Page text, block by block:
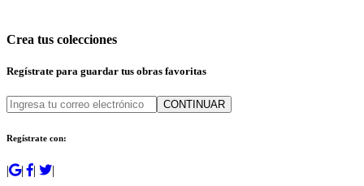
Crea tus colecciones
Regístrate para guardar tus obras favoritas
CONTINUAR
Regístrate con:
| | | |